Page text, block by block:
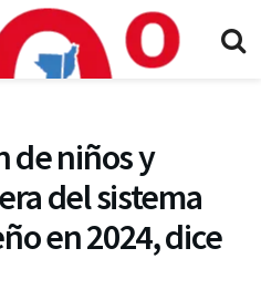
de niños y
del sistema
en 2024, dice